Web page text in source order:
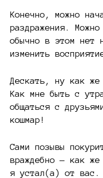
Конечно, можно
раздражения.
обычно в этом нет
изменить
Дескать, ну как же
Как мне быть с
общаться с
кошмар!
Сами позывы
враждебно — как
я устал(а) от вас.